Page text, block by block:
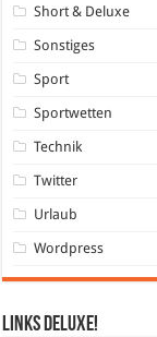
Short & Deluxe
Sonstiges
Sport
Sportwetten
Technik
Twitter
Urlaub
Wordpress
Links DeLuXe!